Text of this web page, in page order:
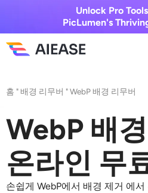
Unlock Pro
PicLumen's
텍스트를 비디오로
이미지를 비디오로
비디오 효과
AI 이미지
홈 " 배경 리무버 "WebP 배경 리무버
WebP 배
온라인 무
손쉽게 WebP에서 배경 제거 에서